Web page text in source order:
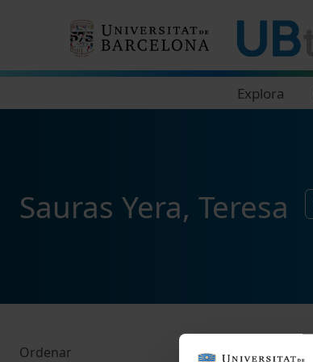
Explora
Sauras Yera, Teresa
Ordenar